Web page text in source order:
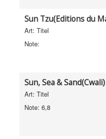
Sun Tzu(Editions du
Art: Titel
Note:
Sun, Sea &
Art: Titel
Note: 6,8